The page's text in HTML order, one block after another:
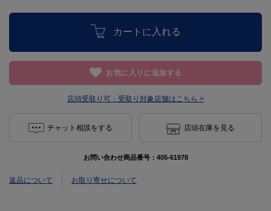
カートに入れる
お気に入りに追加する
店頭受取り可： 受取り対象店舗はこちら >
チャット相談をする 店頭在庫を見る
お問い合わせ商品番号： 405-61978
返品について お取り寄せについて